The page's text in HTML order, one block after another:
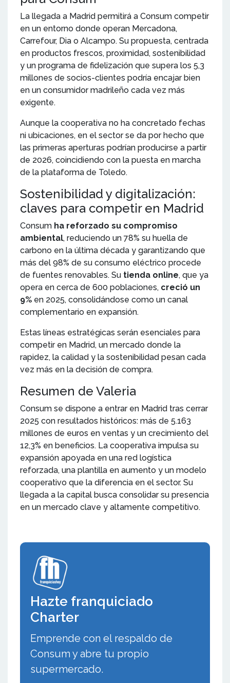
La llegada a Madrid permitirá a Consum competir
en un entorno donde operan Mercadona,
Carrefour, Dia o Alcampo. Su propuesta, centrada
en productos frescos, proximidad, sostenibilidad
y un programa de fidelización que supera los 5,3
millones de socios-clientes podría encajar bien
en un consumidor madrileño cada vez más
exigente.
Aunque la cooperativa no ha concretado fechas
ni ubicaciones, en el sector se da por hecho que
las primeras aperturas podrían producirse a partir
de 2026, coincidiendo con la puesta en marcha
de la plataforma de Toledo.
Sostenibilidad y digitalización:
claves para competir en Madrid
Consum ha reforzado su compromiso
ambiental, reduciendo un 78% su huella de
carbono en la última década y garantizando que
más del 98% de su consumo eléctrico procede
de fuentes renovables. Su tienda online, que ya
opera en cerca de 600 poblaciones, creció un
9% en 2025, consolidándose como un canal
complementario en expansión.
Estas líneas estratégicas serán esenciales para
competir en Madrid, un mercado donde la
rapidez, la calidad y la sostenibilidad pesan cada
vez más en la decisión de compra.
Resumen de Valeria
Consum se dispone a entrar en Madrid tras cerrar
2025 con resultados históricos: más de 5.163
millones de euros en ventas y un crecimiento del
12,3% en beneficios. La cooperativa impulsa su
expansión apoyada en una red logística
reforzada, una plantilla en aumento y un modelo
cooperativo que la diferencia en el sector. Su
llegada a la capital busca consolidar su presencia
en un mercado clave y altamente competitivo.
Hazte franquiciado
Charter
Emprende con el respaldo de
Consum y abre tu propio
supermercado.